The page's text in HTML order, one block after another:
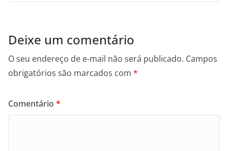
Deixe um comentário
O seu endereço de e-mail não será publicado. Campos
obrigatórios são marcados com *
Comentário *